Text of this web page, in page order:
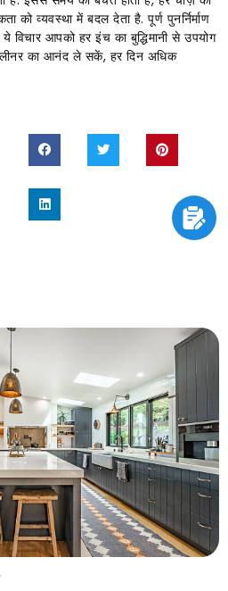
व्यवस्था में बदल देता है. पूर्ण पुनर्निर्माण
आपको हर इंच का बुद्धिमानी से उपयोग
का आनंद ले सकें, हर दिन अधिक